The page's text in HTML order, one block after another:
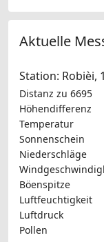
Aktuelle
Station: Robièi,
Distanz zu 6695
Höhendifferenz
Temperatur
Sonnenschein
Niederschläge
Böenspitze
Luftfeuchtigkeit
Luftdruck
Pollen